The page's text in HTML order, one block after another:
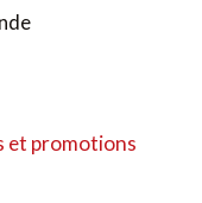
et promotions